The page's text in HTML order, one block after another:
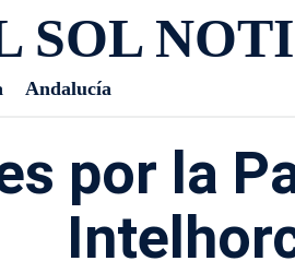
SOL
Andalucía
por la